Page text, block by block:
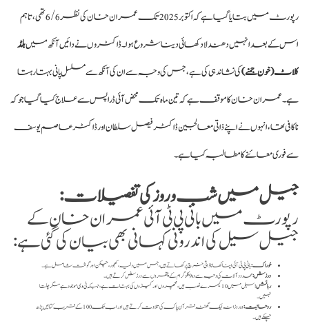
رپورٹ میں بتایا گیا ہے کہ اکتوبر 2025 تک عمران خان کی نظر 6/6 تھی، تاہم
اس کے بعد انہیں دھندلا دکھائی دینا شروع ہوا۔ ڈاکٹروں نے دائیں آنکھ میںبلڈ
کلاٹ (خون جمنے)کی نشاندہی کی ہے، جس کی وجہ سے ان کی آنکھ سے مسلسل پانی بہتا رہتا
ہے۔ عمران خان کا موقف ہے کہ تین ماہ تک محض آئی ڈراپس سے علاج کیا گیا جو کہ
ناکافی تھا، انہوں نے اپنے ذاتی معالجین ڈاکٹر فیصل سلطان اور ڈاکٹر عاصم یوسف
سے فوری معائنے کا مطالبہ کیا ہے۔
جیل میں شب و روز کی تفصیلات:
رپورٹ میں بانی پی ٹی آئی عمران خان کے
جیل سیل کی اندرونی کہانی بھی بیان کی گئی ہے:
خوراک:بانی پی ٹی آئی اپنا کھانا ذاتی خرچ پر کھاتے ہیں، جس میں دلیہ، کھجور، چکن اور گوشت شامل ہے۔
ورزش:محدود آلات کی وجہ سے وہ 9 کلو گرام کے پتھروں سے ورزش کرتے ہیں۔
رہائش:
سیل میں 10 کیمرے نصب ہیں، مچھروں اور کیڑوں کی بہتات ہے، جبکہ ٹی وی موجود ہے مگر چلتا
نہیں۔
روحانیت:
وہ روزانہ ایک گھنٹہ قرآن پاک کی تلاوت کرتے ہیں اور اب تک 100 کے قریب کتابیں پڑھ
چکے ہیں۔